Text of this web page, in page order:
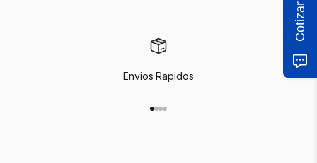
Envios Rapidos
Cotizar